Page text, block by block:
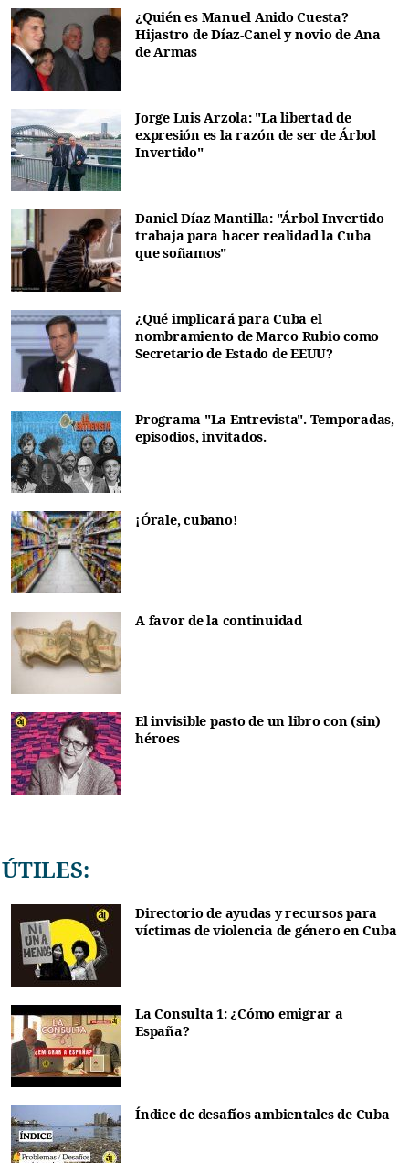
¿Quién es Manuel Anido Cuesta?
Hijastro de Díaz-Canel y novio de Ana
de Armas
Jorge Luis Arzola: "La libertad de
expresión es la razón de ser de Árbol
Invertido"
Daniel Díaz Mantilla: "Árbol Invertido
trabaja para hacer realidad la Cuba
que soñamos"
¿Qué implicará para Cuba el
nombramiento de Marco Rubio como
Secretario de Estado de EEUU?
Programa "La Entrevista". Temporadas,
episodios, invitados.
¡Órale, cubano!
A favor de la continuidad
El invisible pasto de un libro con (sin)
héroes
ÚTILES:
Directorio de ayudas y recursos para
víctimas de violencia de género en Cuba
La Consulta 1: ¿Cómo emigrar a
España?
Índice de desafíos ambientales de Cuba